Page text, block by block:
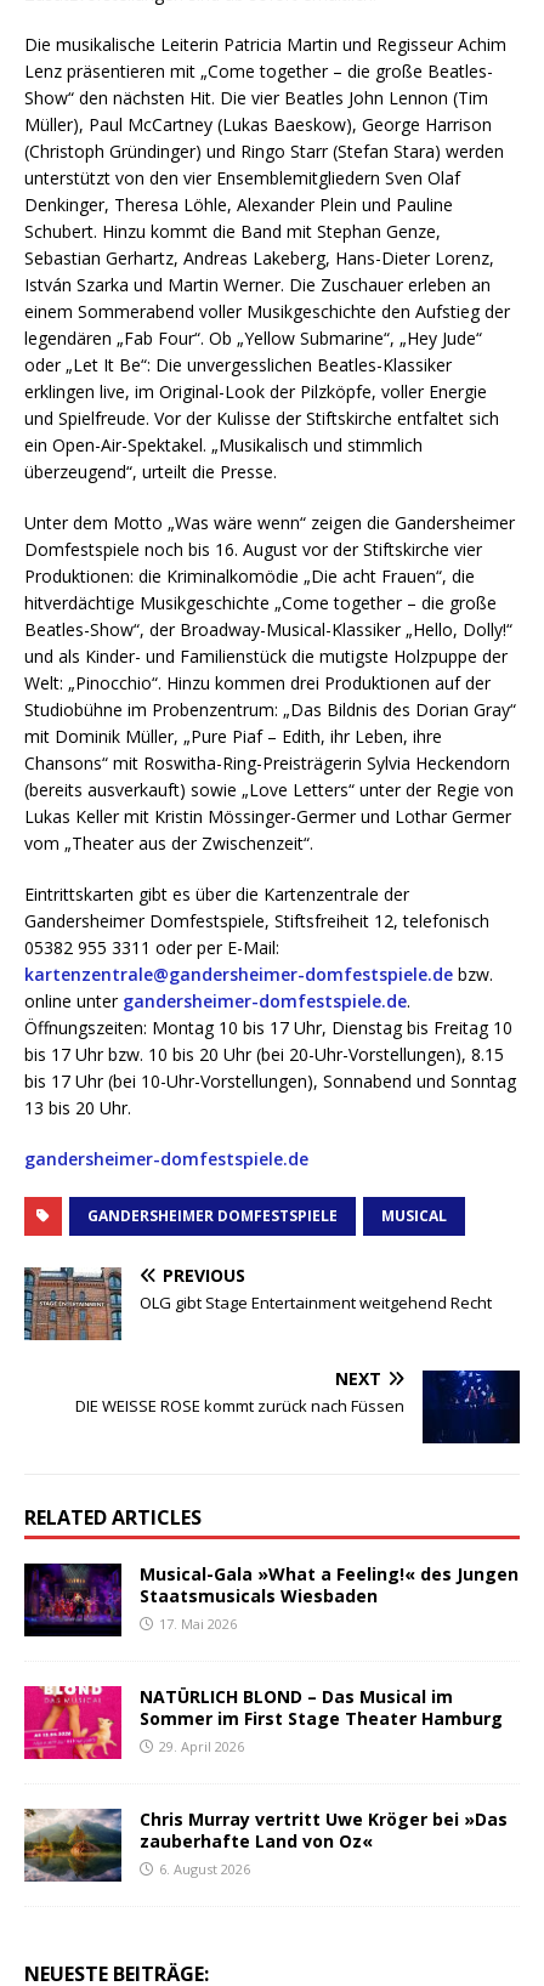
Die musikalische Leiterin Patricia Martin und Regisseur Achim
Lenz präsentieren mit „Come together – die große Beatles-
Show“ den nächsten Hit. Die vier Beatles John Lennon (Tim
Müller), Paul McCartney (Lukas Baeskow), George Harrison
(Christoph Gründinger) und Ringo Starr (Stefan Stara) werden
unterstützt von den vier Ensemblemitgliedern Sven Olaf
Denkinger, Theresa Löhle, Alexander Plein und Pauline
Schubert. Hinzu kommt die Band mit Stephan Genze,
Sebastian Gerhartz, Andreas Lakeberg, Hans-Dieter Lorenz,
István Szarka und Martin Werner. Die Zuschauer erleben an
einem Sommerabend voller Musikgeschichte den Aufstieg der
legendären „Fab Four“. Ob „Yellow Submarine“, „Hey Jude“
oder „Let It Be“: Die unvergesslichen Beatles-Klassiker
erklingen live, im Original-Look der Pilzköpfe, voller Energie
und Spielfreude. Vor der Kulisse der Stiftskirche entfaltet sich
ein Open-Air-Spektakel. „Musikalisch und stimmlich
überzeugend“, urteilt die Presse.
Unter dem Motto „Was wäre wenn“ zeigen die Gandersheimer
Domfestspiele noch bis 16. August vor der Stiftskirche vier
Produktionen: die Kriminalkomödie „Die acht Frauen“, die
hitverdächtige Musikgeschichte „Come together – die große
Beatles-Show“, der Broadway-Musical-Klassiker „Hello, Dolly!“
und als Kinder- und Familienstück die mutigste Holzpuppe der
Welt: „Pinocchio“. Hinzu kommen drei Produktionen auf der
Studiobühne im Probenzentrum: „Das Bildnis des Dorian Gray“
mit Dominik Müller, „Pure Piaf – Edith, ihr Leben, ihre
Chansons“ mit Roswitha-Ring-Preisträgerin Sylvia Heckendorn
(bereits ausverkauft) sowie „Love Letters“ unter der Regie von
Lukas Keller mit Kristin Mössinger-Germer und Lothar Germer
vom „Theater aus der Zwischenzeit“.
Eintrittskarten gibt es über die Kartenzentrale der
Gandersheimer Domfestspiele, Stiftsfreiheit 12, telefonisch
05382 955 3311 oder per E-Mail:
kartenzentrale@gandersheimer-domfestspiele.de bzw.
online unter gandersheimer-domfestspiele.de.
Öffnungszeiten: Montag 10 bis 17 Uhr, Dienstag bis Freitag 10
bis 17 Uhr bzw. 10 bis 20 Uhr (bei 20-Uhr-Vorstellungen), 8.15
bis 17 Uhr (bei 10-Uhr-Vorstellungen), Sonnabend und Sonntag
13 bis 20 Uhr.
gandersheimer-domfestspiele.de
GANDERSHEIMER DOMFESTSPIELE MUSICAL
PREVIOUS
OLG gibt Stage Entertainment weitgehend Recht
NEXT
DIE WEISSE ROSE kommt zurück nach Füssen
RELATED ARTICLES
Musical-Gala »What a Feeling!« des Jungen
Staatsmusicals Wiesbaden
17. Mai 2026
NATÜRLICH BLOND – Das Musical im
Sommer im First Stage Theater Hamburg
29. April 2026
Chris Murray vertritt Uwe Kröger bei »Das
zauberhafte Land von Oz«
6. August 2026
NEUESTE BEITRÄGE: